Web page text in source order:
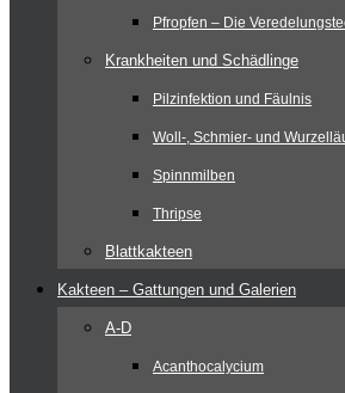
Pfropfen – Die
Krankheiten und Schädlinge
Pilzinfektion und Fäulnis
Woll-, Schmier- und
Spinnmilben
Thripse
Blattkakteen
Kakteen – Gattungen und Galerien
A-D
Acanthocalycium